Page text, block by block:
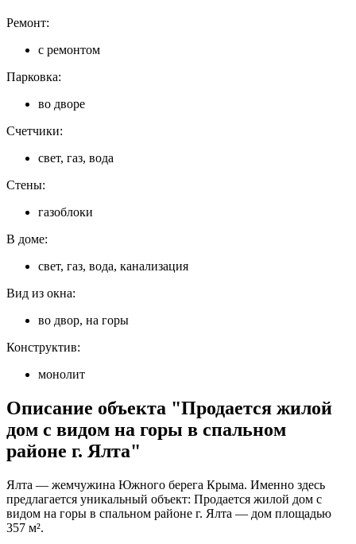
Ремонт:
с ремонтом
Парковка:
во дворе
Счетчики:
свет, газ, вода
Стены:
газоблоки
В доме:
свет, газ, вода, канализация
Вид из окна:
во двор, на горы
Конструктив:
монолит
Описание объекта "Продается жилой
дом с видом на горы в спальном
районе г. Ялта"
Ялта — жемчужина Южного берега Крыма. Именно здесь
предлагается уникальный объект: Продается жилой дом с
видом на горы в спальном районе г. Ялта — дом площадью
357 м².